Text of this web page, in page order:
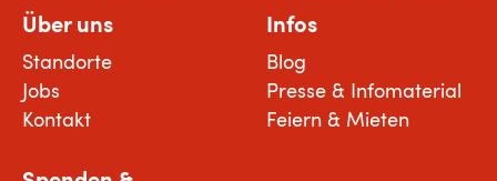
Über uns
Standorte
Jobs
Kontakt
Infos
Blog
Presse & Infomaterial
Feiern & Mieten